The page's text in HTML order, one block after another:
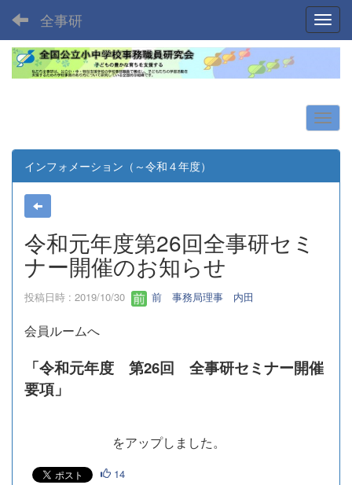
全事研
インフォメーション（～令和４年度）
令和元年度第26回全事研セミ
ナー開催のお知らせ
投稿日時 : 2019/10/30 前 事務局理事 内田
会員ルームへ
「令和元年度 第26回 全事研セミナー開催
要項」
をアップしました。
14